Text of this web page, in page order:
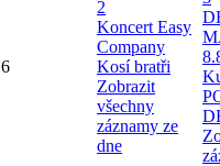
6
2
Koncert Easy
Company
Kosí bratři
Zobrazit
všechny
záznamy ze
dne